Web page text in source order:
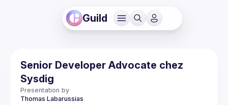
Guild
Senior Developer Advocate chez
Sysdig
Presentation by
Thomas Labarussias